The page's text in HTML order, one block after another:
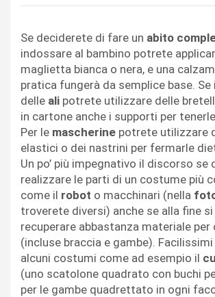
Se deciderete di fare un abito
indossare al bambino potrete
maglietta bianca o nera, e una
pratica fungerà da semplice base.
delle ali potrete utilizzare delle
in cartone anche i supporti per
Per le mascherine potrete utilizzare
elastici o dei nastrini per fermarle
Un po’ più impegnativo il discorso se
realizzare le parti di un costume più
come il robot o macchinari (nella
troverete diversi) anche se alla fine
recuperare abbastanza materiale per
(incluse braccia e gambe).
alcuni costumi come ad esempio il
(uno scatolone quadrato con buchi
per le gambe quadrettato in ogni